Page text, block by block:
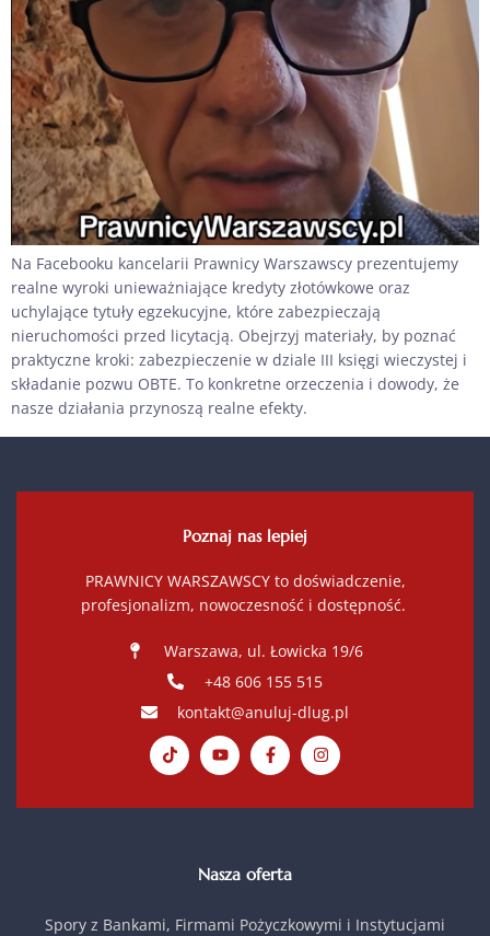
Na Facebooku kancelarii Prawnicy Warszawscy prezentujemy
realne wyroki unieważniające kredyty złotówkowe oraz
uchylające tytuły egzekucyjne, które zabezpieczają
nieruchomości przed licytacją. Obejrzyj materiały, by poznać
praktyczne kroki: zabezpieczenie w dziale III księgi wieczystej i
składanie pozwu OBTE. To konkretne orzeczenia i dowody, że
nasze działania przynoszą realne efekty.
Poznaj nas lepiej
PRAWNICY WARSZAWSCY to doświadczenie,
profesjonalizm, nowoczesność i dostępność.
Warszawa, ul. Łowicka 19/6
+48 606 155 515
kontakt@anuluj-dlug.pl
Nasza oferta
Spory z Bankami, Firmami Pożyczkowymi i Instytucjami